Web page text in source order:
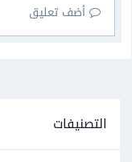
أضف تعليق
التصنيفات